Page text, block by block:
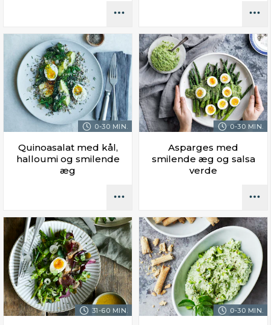
0-30 MIN.
Quinoasalat med kål,
halloumi og smilende
æg
0-30 MIN.
Asparges med
smilende æg og salsa
verde
31-60 MIN. 0-30 MIN.